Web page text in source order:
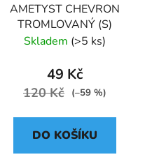
AMETYST CHEVRON
TROMLOVANÝ (S)
Skladem (>5 ks)
49 Kč
120 Kč (–59 %)
DO KOŠÍKU